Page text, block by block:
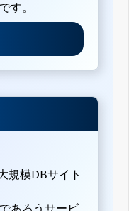
す。
規模DBサイト
あろうサービ